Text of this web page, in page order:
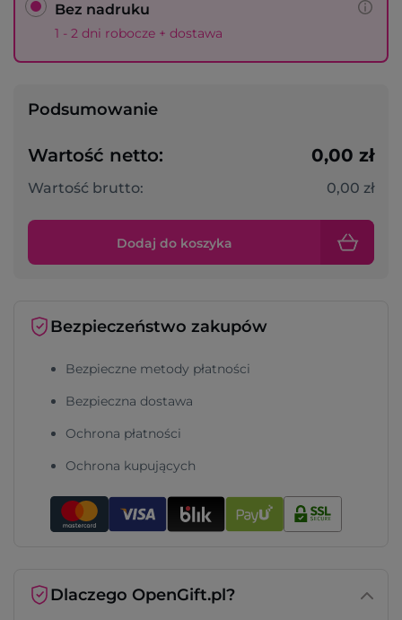
Bez nadruku
1 - 2 dni robocze + dostawa
Podsumowanie
Wartość netto: 0,00 zł
Wartość brutto: 0,00 zł
Dodaj do koszyka
Bezpieczeństwo zakupów
Bezpieczne metody płatności
Bezpieczna dostawa
Ochrona płatności
Ochrona kupujących
Dlaczego OpenGift.pl?